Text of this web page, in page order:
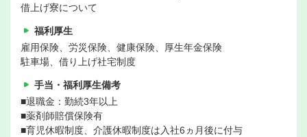
借上げ寮について
福利厚生
雇用保険、労災保険、健康保険、厚生年金保険
駐車場、借り上げ社宅制度
手当・福利厚生備考
■退職金：勤続3年以上
■薬剤師賠償保険有
■育児休暇制度、介護休暇制度は入社6ヵ月後に付与